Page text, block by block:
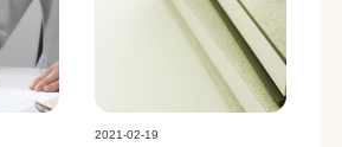
2021-02-19